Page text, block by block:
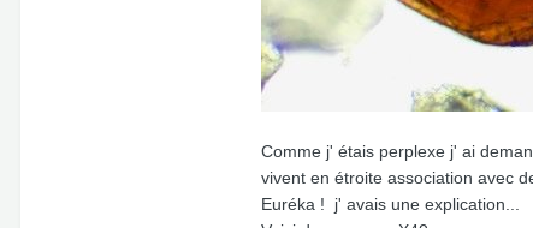
Comme j' étais perplexe j' ai
vivent en étroite association avec
Euréka ! j' avais une explication...